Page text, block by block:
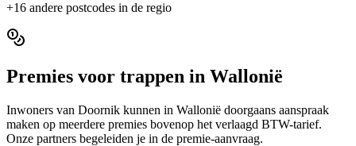
+16 andere postcodes in de regio
Premies voor trappen in Wallonië
Inwoners van Doornik kunnen in Wallonië doorgaans aanspraak
maken op meerdere premies bovenop het verlaagd BTW-tarief.
Onze partners begeleiden je in de premie-aanvraag.